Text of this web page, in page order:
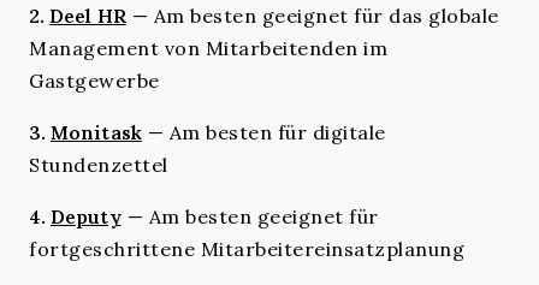
2. Deel HR — Am besten geeignet für das globale
Management von Mitarbeitenden im
Gastgewerbe
3. Monitask — Am besten für digitale
Stundenzettel
4. Deputy — Am besten geeignet für
fortgeschrittene Mitarbeitereinsatzplanung